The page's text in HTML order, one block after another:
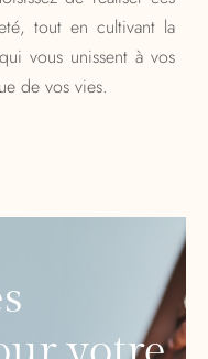
tout en cultivant la
vous unissent à vos
de vos vies.